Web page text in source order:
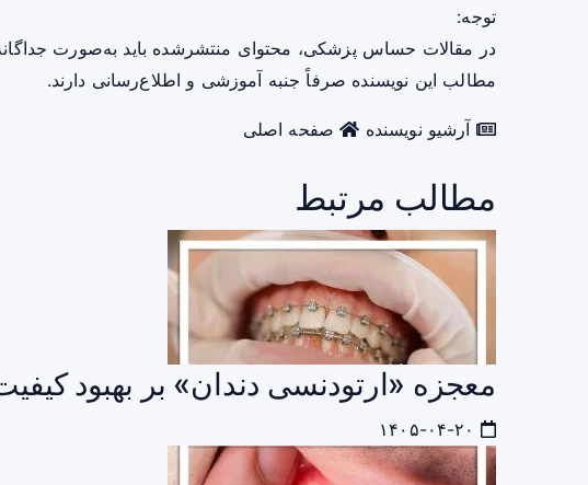
توجه:
در مقالات حساس پزشکی، محتوای منتشرشده باید به‌صورت
مطالب این نویسنده صرفاً جنبه آموزشی و اطلاع‌رسانی دارند.
آرشیو نویسنده صفحه اصلی
مطالب مرتبط
معجزه «ارتودنسی دندان» بر بهبود